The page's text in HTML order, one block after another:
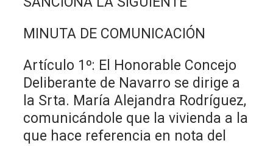
MINUTA DE COMUNICACIÓN
Artículo 1º: El Honorable Concejo
Deliberante de Navarro se dirige a
la Srta. María Alejandra Rodríguez,
comunicándole que la vivienda a la
que hace referencia en nota del